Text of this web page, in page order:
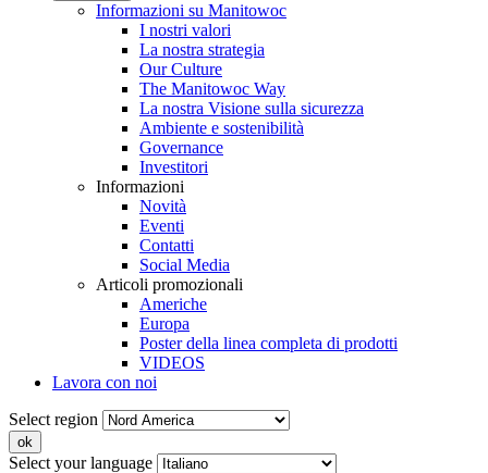
Informazioni su Manitowoc
I nostri valori
La nostra strategia
Our Culture
The Manitowoc Way
La nostra Visione sulla sicurezza
Ambiente e sostenibilità
Governance
Investitori
Informazioni
Novità
Eventi
Contatti
Social Media
Articoli promozionali
Americhe
Europa
Poster della linea completa di prodotti
VIDEOS
Lavora con noi
Select region
Select your language